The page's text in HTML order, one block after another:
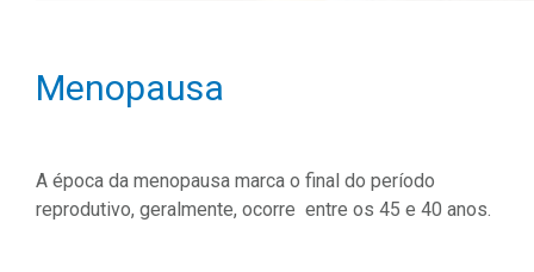
Menopausa
A época da menopausa marca o final do período
reprodutivo, geralmente, ocorre entre os 45 e 40 anos.